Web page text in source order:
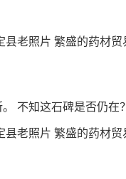
不知这石碑是否仍在？